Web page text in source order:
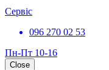
Сервіс
096 270 02 53
Пн-Пт 10-16
Close